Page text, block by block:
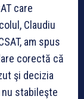
care
Claudiu
am spus
corectă că
şi decizia
nu stabileşte